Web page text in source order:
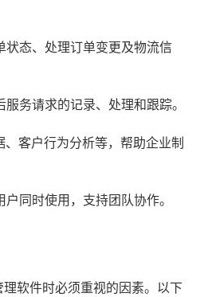
状态、处理订单变更及物流信
务请求的记录、处理和跟踪。
客户行为分析等，帮助企业制
同时使用，支持团队协作。
软件时必须重视的因素。以下